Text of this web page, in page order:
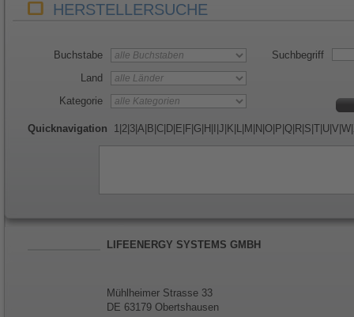
HERSTELLERSUCHE
Buchstabe
Land
Kategorie
Suchbegriff
Quicknavigation 1 2 3 A B C D E F G H J K L M N O P Q R S T U V W
LIFEENERGY SYSTEMS GMBH
Mühlheimer Strasse 33
DE 63179 Obertshausen